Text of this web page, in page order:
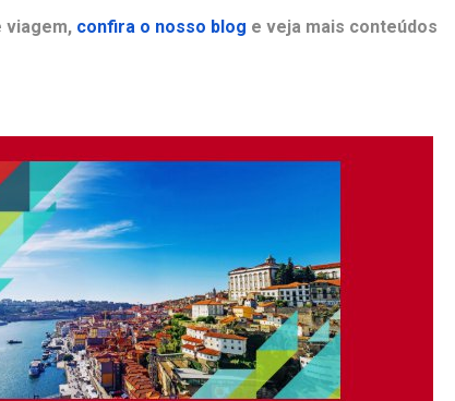
viagem, confira o nosso blog e veja mais conteúdos